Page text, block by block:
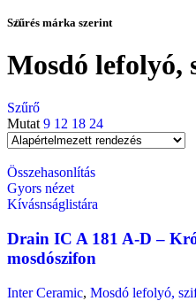
Szűrés márka szerint
Mosdó lefolyó,
Szűrő
Mutat 9 12 18 24
Összehasonlítás
Gyors nézet
Kívásnságlistára
Drain IC A 181 A-D –
mosdószifon
Inter Ceramic, Mosdó lefolyó,